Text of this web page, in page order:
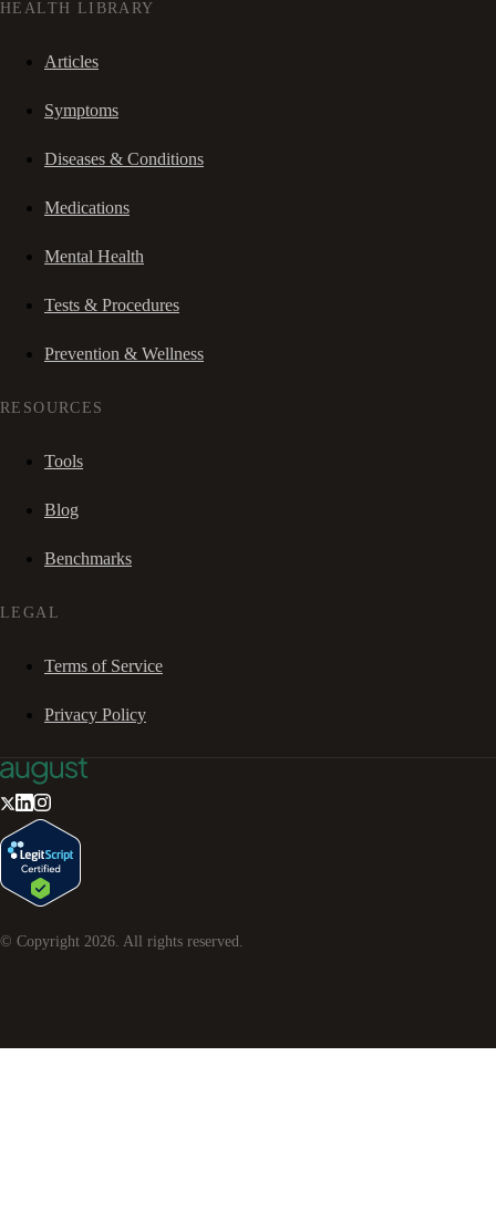
HEALTH LIBRARY
Articles
Symptoms
Diseases & Conditions
Medications
Mental Health
Tests & Procedures
Prevention & Wellness
RESOURCES
Tools
Blog
Benchmarks
LEGAL
Terms of Service
Privacy Policy
© Copyright 2026. All rights reserved.